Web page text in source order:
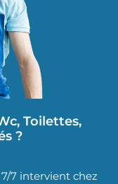
Toilettes,
?
7 intervient chez